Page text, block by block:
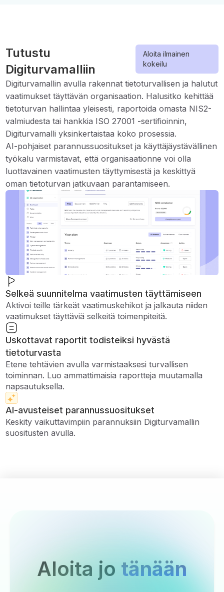
Tutustu
Digiturvamalliin
Aloita ilmainen
kokeilu
Digiturvamallin avulla rakennat tietoturvallisen ja halutut
vaatimukset täyttävän organisaation. Halusitko kehittää
tietoturvan hallintaa yleisesti, raportoida omasta NIS2-
valmiudesta tai hankkia ISO 27001 -sertifioinnin,
Digiturvamalli yksinkertaistaa koko prosessia.
AI-pohjaiset parannussuositukset ja käyttäjäystävällinen
työkalu varmistavat, että organisaationne voi olla
luottavainen vaatimusten täyttymisestä ja keskittyä
oman tietoturvan jatkuvaan parantamiseen.
Selkeä suunnitelma vaatimusten täyttämiseen
Aktivoi teille tärkeät vaatimuskehikot ja jalkauta niiden
vaatimukset täyttäviä selkeitä toimenpiteitä.
Uskottavat raportit todisteiksi hyvästä
tietoturvasta
Etene tehtävien avulla varmistaaksesi turvallisen
toiminnan. Luo ammattimaisia ​​raportteja muutamalla
napsautuksella.
AI-avusteiset parannussuositukset
Keskity vaikuttavimpiin parannuksiin Digiturvamallin
suositusten avulla.
Aloita jo tänään